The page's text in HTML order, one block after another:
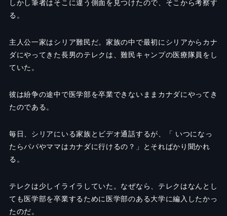
しかし筆者はそこに違う側面を見つけたので、そこから考察す
る。
主人公一家はシリア難民だ。家族の中で最初にシリアからカナ
ダにやってきた長男のテレクは、難民キャンプの医療隊員をし
ていた。
彼は紛争の途中で医学部を卒業できないままカナダにやってき
たのである。
毎日、シリアにいる家族とビデオ通話するが、「 いつになっ
たらパパやママはカナダに行けるの？」とそればかり聞かれ
る。
テレクは少しイライラしていた。なぜなら、テレクはなんとし
ても医学部を卒業するために医学部のある大学に編入したかっ
たのだ。